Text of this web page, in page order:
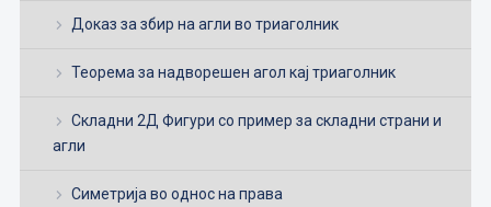
Доказ за збир на агли во триаголник
Теорема за надворешен агол кај триаголник
Складни 2Д Фигури со пример за складни страни и
агли
Симетрија во однос на права